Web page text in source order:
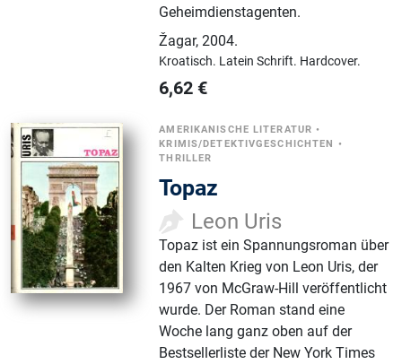
Geheimdienstagenten.
Žagar,2004.
Kroatisch. Latein Schrift. Hardcover.
6,62 €
AMERIKANISCHE LITERATUR •
KRIMIS/DETEKTIVGESCHICHTEN •
THRILLER
Topaz
Leon Uris
Topaz ist ein Spannungsroman über
den Kalten Krieg von Leon Uris, der
1967 von McGraw-Hill veröffentlicht
wurde. Der Roman stand eine
Woche lang ganz oben auf der
Bestsellerliste der New York Times